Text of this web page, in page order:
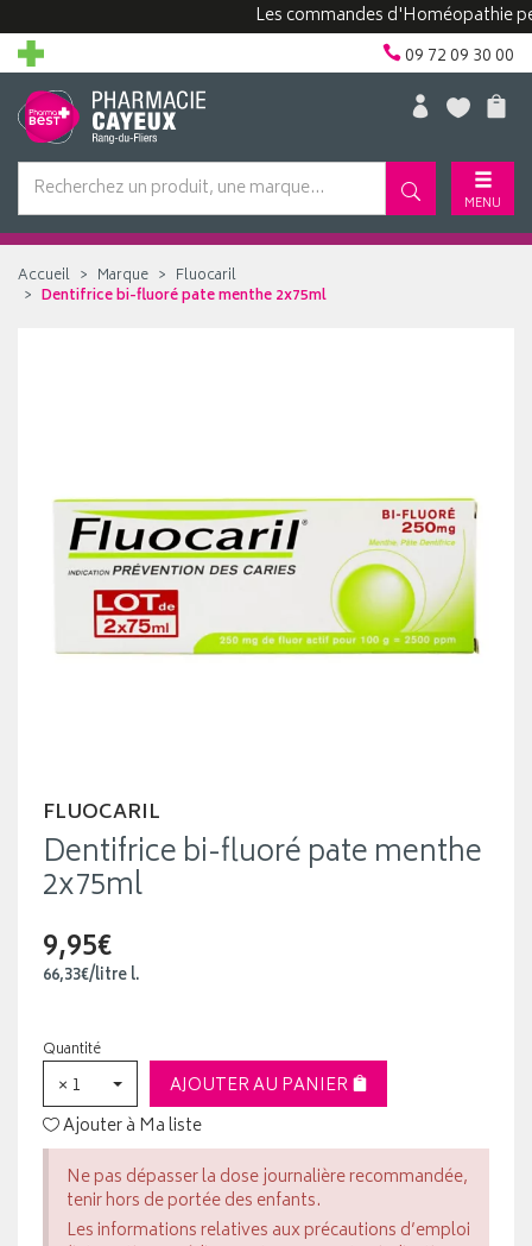
Les commandes d'Homéopathie
09 72 09 30 00
MENU
Accueil Marque
Fluocaril
Dentifrice bi-fluoré pate menthe 2x75ml
FLUOCARIL
Dentifrice bi-fluoré pate menthe
2x75ml
9,95€
66,33€/litrel.
Quantité
× 1
AJOUTER AU PANIER
Ajouter à Ma liste
Ne pas dépasser la dose journalière recommandée,
tenir hors de portée des enfants.
Les informations relatives aux précautions d’emploi